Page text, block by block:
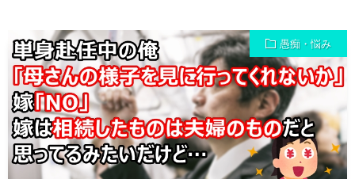
愚痴・悩み